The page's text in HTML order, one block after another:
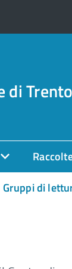
di Trento
Gruppi di